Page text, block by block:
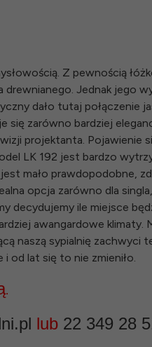
Z pewnością
Jednak jego
dało tutaj połączenie
się zarówno bardziej
projektanta. Pojawienie
LK 192 jest bardzo
mało prawdopodobne,
opcja zarówno dla singla,
decydujemy ile miejsce
awangardowe klimaty.
naszą sypialnię zachwyci
od lat się to nie zmieniło.
.
lub 22 349 28